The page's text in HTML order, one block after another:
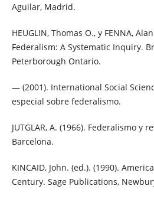
Aguilar, Madrid.
HEUGLIN, Thomas O., y FENNA,
Federalism: A Systematic Inquiry.
Peterborough Ontario.
— (2001). International Social
especial sobre federalismo.
JUTGLAR, A. (1966). Federalismo y
Barcelona.
KINCAID, John. (ed.). (1990).
Century. Sage Publications,